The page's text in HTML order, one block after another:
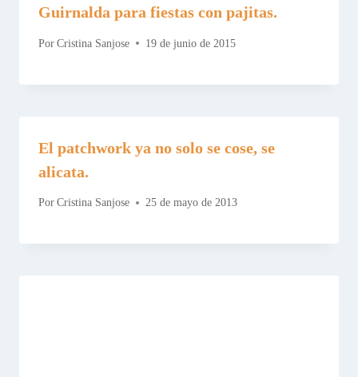
Guirnalda para fiestas con pajitas.
Por Cristina Sanjose 19 de junio de 2015
El patchwork ya no solo se cose, se
alicata.
Por Cristina Sanjose 25 de mayo de 2013